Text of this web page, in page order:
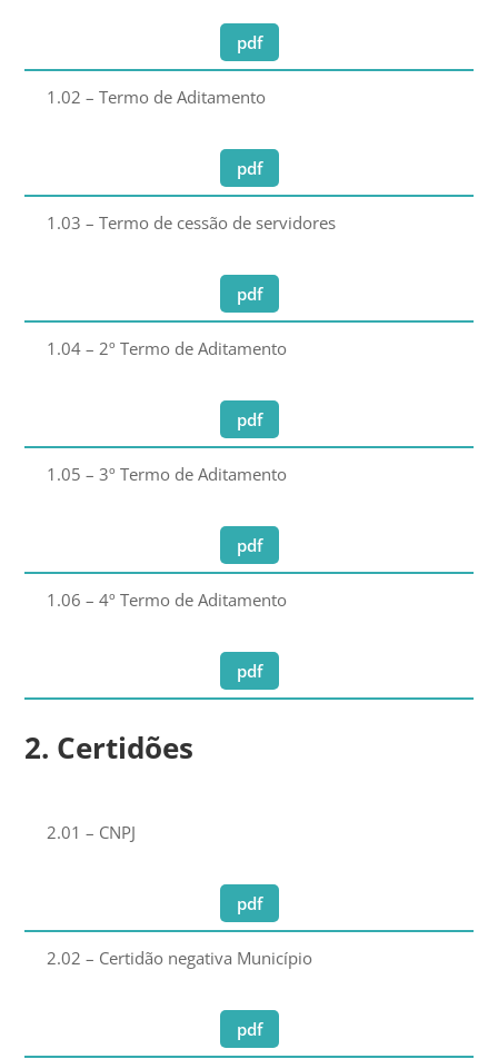
pdf
1.02 – Termo de Aditamento
pdf
1.03 – Termo de cessão de servidores
pdf
1.04 – 2º Termo de Aditamento
pdf
1.05 – 3º Termo de Aditamento
pdf
1.06 – 4º Termo de Aditamento
pdf
2. Certidões
2.01 – CNPJ
pdf
2.02 – Certidão negativa Município
pdf